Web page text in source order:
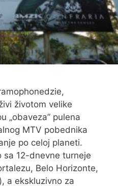
životom velike
„obaveza” pulena
MTV pobednika
po celoj planeti.
sa 12-dnevne turneje
Belo Horizonte,
a ekskluzivno za